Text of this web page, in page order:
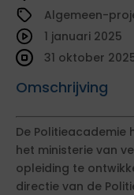
Algemeen-
Omschrijving
1 januari 2025
31 oktober
De
het ministerie van
opleiding te
directie van de